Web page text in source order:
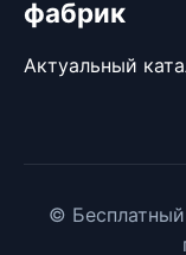
фабрик
Актуальный
© Бесплатный